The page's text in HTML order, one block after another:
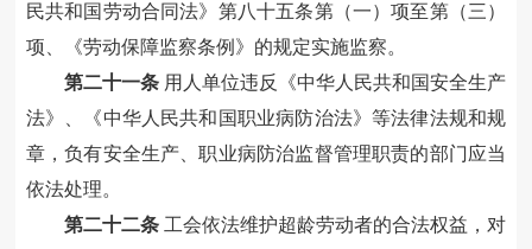
民共和国劳动合同法》 第八十五条第（一）项至第（三）
项、
《劳动保障监察条例》 的规定实施监察。
第二十一条用人单位违反《中华人民共和国安全生产
法》、《中华人民共和国职业病防治法》等法律法规和规
章，负有安全生产、职业病防治监督管理职责的部门应当
依法处理。
第二十二条工会依法维护超龄劳动者的合法权益，对